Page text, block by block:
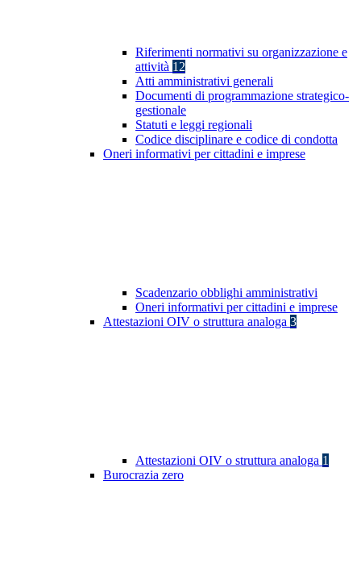
Riferimenti normativi su organizzazione e
attività 12
Atti amministrativi generali
Documenti di programmazione strategico-
gestionale
Statuti e leggi regionali
Codice disciplinare e codice di condotta
Oneri informativi per cittadini e imprese
Scadenzario obblighi amministrativi
Oneri informativi per cittadini e imprese
Attestazioni OIV o struttura analoga 3
Attestazioni OIV o struttura analoga 1
Burocrazia zero